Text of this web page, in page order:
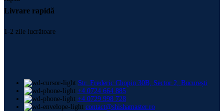
Livrare rapidă
1-2 zile lucrătoare
Str. Frederic Chopin 30B, Sector 2, București
+4 0724 664 885
+4 0729 998 728
contact@shishamaster.ro